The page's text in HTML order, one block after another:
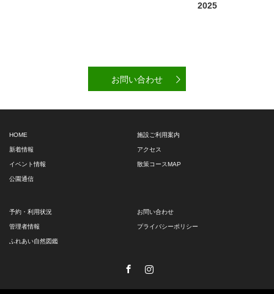
2025
お問い合わせ
HOME
新着情報
イベント情報
公園通信
施設ご利用案内
アクセス
散策コースMAP
予約・利用状況
管理者情報
ふれあい自然図鑑
お問い合わせ
プライバシーポリシー